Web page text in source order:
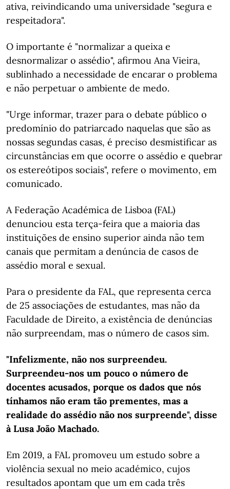
ativa, reivindicando uma universidade "segura e
respeitadora".
O importante é "normalizar a queixa e
desnormalizar o assédio", afirmou Ana Vieira,
sublinhado a necessidade de encarar o problema
e não perpetuar o ambiente de medo.
"Urge informar, trazer para o debate público o
predomínio do patriarcado naquelas que são as
nossas segundas casas, é preciso desmistificar as
circunstâncias em que ocorre o assédio e quebrar
os estereótipos sociais", refere o movimento, em
comunicado.
A Federação Académica de Lisboa (FAL)
denunciou esta terça-feira que a maioria das
instituições de ensino superior ainda não tem
canais que permitam a denúncia de casos de
assédio moral e sexual.
Para o presidente da FAL, que representa cerca
de 25 associações de estudantes, mas não da
Faculdade de Direito, a existência de denúncias
não surpreendam, mas o número de casos sim.
"Infelizmente, não nos surpreendeu.
Surpreendeu-nos um pouco o número de
docentes acusados, porque os dados que nós
tínhamos não eram tão prementes, mas a
realidade do assédio não nos surpreende", disse
à Lusa João Machado.
Em 2019, a FAL promoveu um estudo sobre a
violência sexual no meio académico, cujos
resultados apontam que um em cada três